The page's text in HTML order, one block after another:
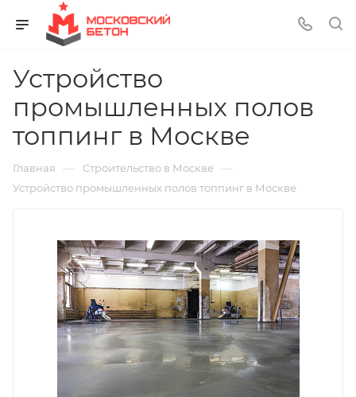
Устройство
промышленных полов
топпинг в Москве
Главная — Строительство в Москве —
Устройство промышленных полов топпинг в Москве